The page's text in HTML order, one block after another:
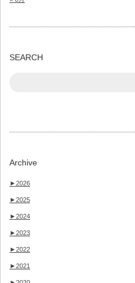
SEARCH
Archive
►2026
►2025
►2024
►2023
►2022
►2021